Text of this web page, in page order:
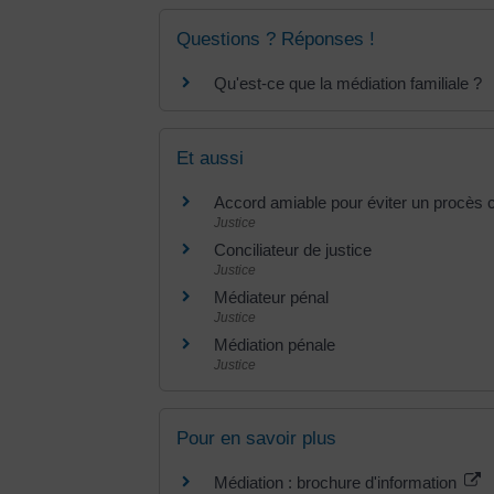
Questions ? Réponses !
Qu'est-ce que la médiation familiale ?
Et aussi
Accord amiable pour éviter un procès
Justice
Conciliateur de justice
Justice
Médiateur pénal
Justice
Médiation pénale
Justice
Pour en savoir plus
Médiation : brochure d'information